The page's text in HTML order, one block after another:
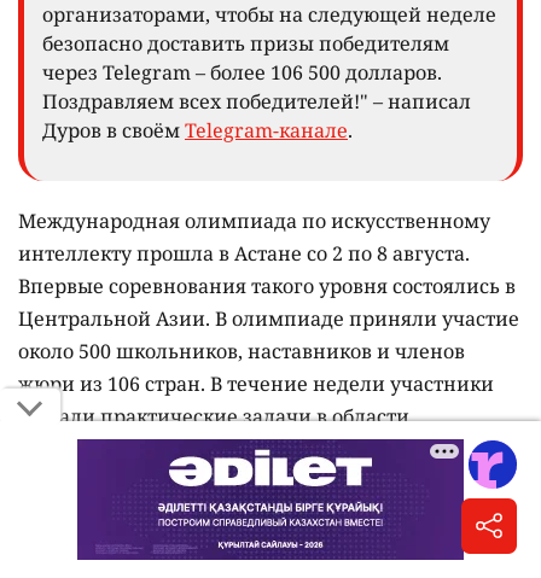
организаторами, чтобы на следующей неделе
безопасно доставить призы победителям
через Telegram – более 106 500 долларов.
Поздравляем всех победителей!" – написал
Дуров в своёмTelegram-канале.
Международная олимпиада по искусственному
интеллекту прошла в Астане со 2 по 8 августа.
Впервые соревнования такого уровня состоялись в
Центральной Азии. В олимпиаде приняли участие
около 500 школьников, наставников и членов
жюри из 106 стран. В течение недели участники
решали практические задачи в области
машинного обучения, компьютерного зрения,
обработки естественного языка и других
направлений искусственного интеллекта.